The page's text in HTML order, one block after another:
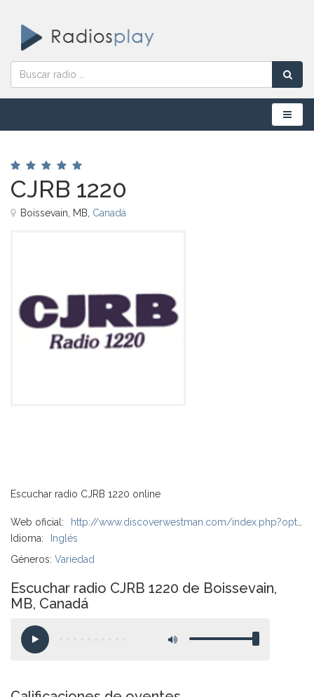
Menú
CJRB 1220
Boissevain, MB, Canadá
Escuchar radio CJRB 1220 online
Web oficial:
http://www.discoverwestman.com/index.php?option=com_content&view=category&layout=blog&id=63&Itemid=280
Idioma:
Inglés
Géneros: Variedad
Escuchar radio CJRB 1220 de Boissevain,
MB, Canadá